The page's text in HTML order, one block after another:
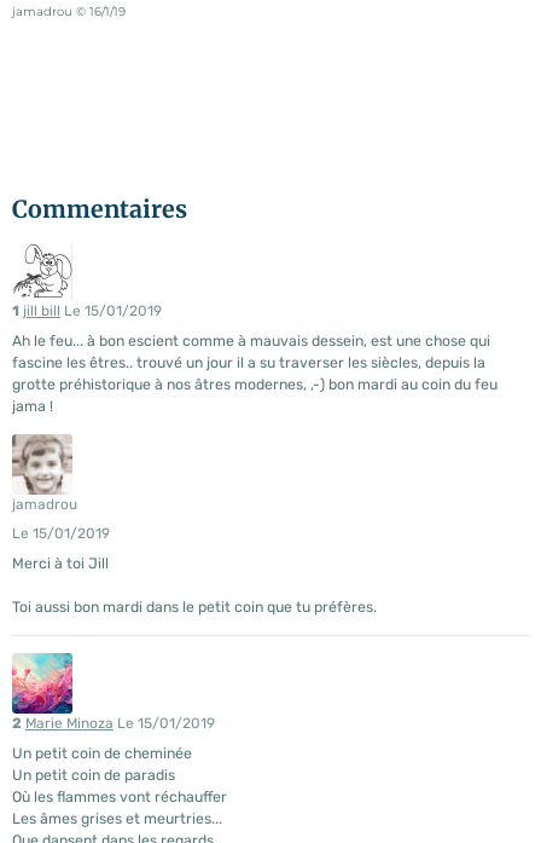
jamadrou © 16/1/19
Commentaires
1 jill bill Le 15/01/2019
Ah le feu... à bon escient comme à mauvais dessein, est une chose qui
fascine les êtres.. trouvé un jour il a su traverser les siècles, depuis la
grotte préhistorique à nos âtres modernes, ,-) bon mardi au coin du feu
jama !
jamadrou
Le 15/01/2019
Merci à toi Jill
Toi aussi bon mardi dans le petit coin que tu préfères.
2 Marie Minoza Le 15/01/2019
Un petit coin de cheminée
Un petit coin de paradis
Où les flammes vont réchauffer
Les âmes grises et meurtries...